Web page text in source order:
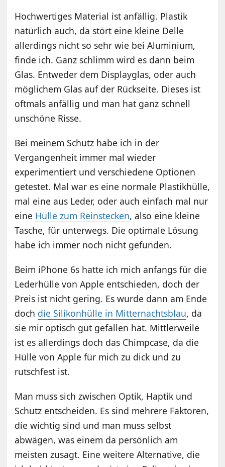
Hochwertiges Material ist anfällig. Plastik
natürlich auch, da stört eine kleine Delle
allerdings nicht so sehr wie bei Aluminium,
finde ich. Ganz schlimm wird es dann beim
Glas. Entweder dem Displayglas, oder auch
möglichem Glas auf der Rückseite. Dieses ist
oftmals anfällig und man hat ganz schnell
unschöne Risse.
Bei meinem Schutz habe ich in der
Vergangenheit immer mal wieder
experimentiert und verschiedene Optionen
getestet. Mal war es eine normale Plastikhülle,
mal eine aus Leder, oder auch einfach mal nur
eine Hülle zum Reinstecken, also eine kleine
Tasche, für unterwegs. Die optimale Lösung
habe ich immer noch nicht gefunden.
Beim iPhone 6s hatte ich mich anfangs für die
Lederhülle von Apple entschieden, doch der
Preis ist nicht gering. Es wurde dann am Ende
doch die Silikonhülle in Mitternachtsblau, da
sie mir optisch gut gefallen hat. Mittlerweile
ist es allerdings doch das Chimpcase, da die
Hülle von Apple für mich zu dick und zu
rutschfest ist.
Man muss sich zwischen Optik, Haptik und
Schutz entscheiden. Es sind mehrere Faktoren,
die wichtig sind und man muss selbst
abwägen, was einem da persönlich am
meisten zusagt. Eine weitere Alternative, die